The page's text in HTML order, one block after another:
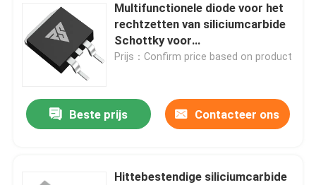
Multifunctionele diode voor het
rechtzetten van siliciumcarbide
Schottky voor
stroomvoorziening van UPS
Prijs：Confirm price based on product
Beste prijs Contacteer ons
Hittebestendige siliciumcarbide